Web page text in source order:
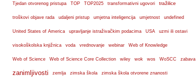
Tjedan otvorenog pristupa TOP TOP2025 transformativni ugovori tražilice
troškovi objave rada udaljeni pristup umjetna inteligencija umjetnost undefined
United States of America upravljanje istraživačkim podacima USA uzmi ili ostavi
visokoškolska knjižnica voda vrednovanje webinar Web of Knowledge
Web of Science Web of Science Core Collection wiley wok wos WoSCC zabava
zanimljivosti zemlja zimska škola zimska škola otvorene znanosti